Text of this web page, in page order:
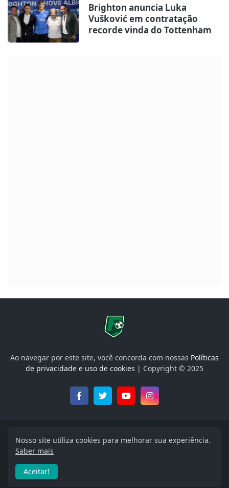
Brighton anuncia Luka
Vušković em contratação
recorde vinda do Tottenham
Ao navegar por este site, você concorda com nossas Políticas
de privacidade e uso de cookies | Copyright © 2025
Onde Assistir, Libertadores, Brasileirão e muito mais
Quem Somos
Nosso site utiliza cookies para melhorar sua experiência.
Saber mais
Aceitar!